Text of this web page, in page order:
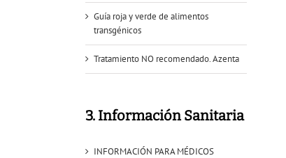
Guía roja y verde de alimentos
transgénicos
Tratamiento NO recomendado. Azenta
3. Información Sanitaria
INFORMACIÓN PARA MÉDICOS